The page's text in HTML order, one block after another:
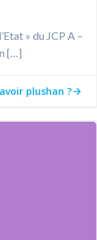
» du JCP A –
[…]
plushan ?